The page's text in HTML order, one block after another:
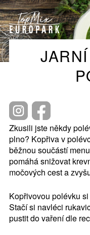
Zkusili jste někdy
plno? Kopřiva v
běžnou součástí
pomáhá snižovat
močových cest a
Kopřivovou polévku
Stačí si navléci
pustit do vaření dle